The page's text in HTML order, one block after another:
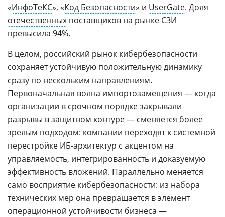
«ИнфоТеКС», «Код Безопасности» и UserGate. Доля
отечественных поставщиков на рынке СЗИ
превысила 94%.
В целом, российский рынок кибербезопасности
сохраняет устойчивую положительную динамику
сразу по нескольким направлениям.
Первоначальная волна импортозамещения — когда
организации в срочном порядке закрывали
разрывы в защитном контуре — сменяется более
зрелым подходом: компании переходят к системной
перестройке ИБ-архитектур с акцентом на
управляемость, интегрированность и доказуемую
эффективность вложений. Параллельно меняется
само восприятие кибербезопасности: из набора
технических мер она превращается в элемент
операционной устойчивости бизнеса —